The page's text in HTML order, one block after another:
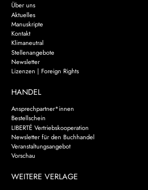
Über uns
Aktuelles
Manuskripte
Kontakt
Klimaneutral
Stellenangebote
Newsletter
Lizenzen | Foreign Rights
HANDEL
Ansprechpartner*innen
Bestellschein
LIBERTÉ Vertriebskooperation
Newsletter für den Buchhandel
Veranstaltungsangebot
Vorschau
WEITERE VERLAGE